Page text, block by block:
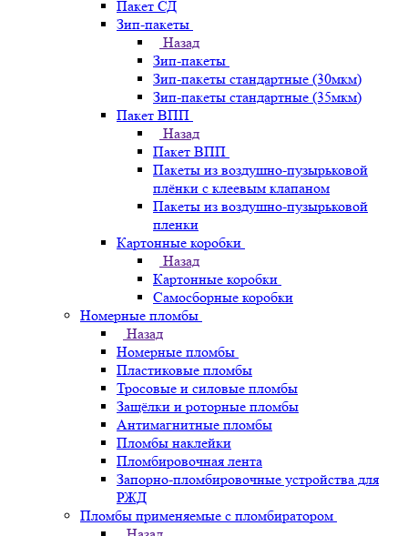
Пакет СД
Зип-пакеты
Назад
Зип-пакеты
Зип-пакеты стандартные (30мкм)
Зип-пакеты стандартные (35мкм)
Пакет ВПП
Назад
Пакет ВПП
Пакеты из воздушно-пузырьковой
плёнки с клеевым клапаном
Пакеты из воздушно-пузырьковой
пленки
Картонные коробки
Назад
Картонные коробки
Самосборные коробки
Номерные пломбы
Назад
Номерные пломбы
Пластиковые пломбы
Тросовые и силовые пломбы
Защёлки и роторные пломбы
Антимагнитные пломбы
Пломбы наклейки
Пломбировочная лента
Запорно-пломбировочные устройства для
РЖД
Пломбы применяемые с пломбиратором